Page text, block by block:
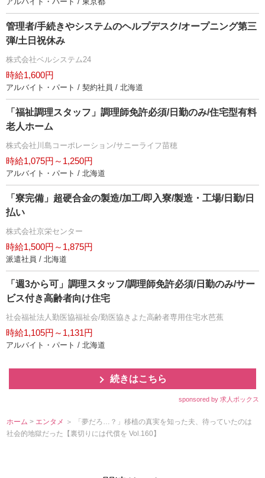
管理者/手続きやシステムのヘルプデスク/オープニング第三
弾/土日祝休み
株式会社ベルシステム24
時給1,600円
アルバイト・パート / 契約社員 / 北海道
「福祉調理スタッフ」調理師免許必須/日勤のみ/住宅型有料
老人ホーム
株式会社川島コーポレーション/サニーライフ苗穂
時給1,075円～1,250円
アルバイト・パート / 北海道
「寮完備」超硬合金の製造/加工/即入寮/製造・工場/日勤/日
払い
株式会社京栄センター
時給1,500円～1,875円
派遣社員 / 北海道
「週3から可」調理スタッフ/調理師免許必須/日勤のみ/サー
ビス付き高齢者向け住宅
社会福祉法人勤医協福祉会/勤医協きよた高齢者専用住宅水芭蕉
時給1,105円～1,131円
アルバイト・パート / 北海道
続きはこちら
sponsored by 求人ボックス
ホーム > エンタメ ＞ 「夢だろ…？」移植の真実を知った夫、待っていたのは
社会的地獄だった【裏切りには代償を Vol.160】